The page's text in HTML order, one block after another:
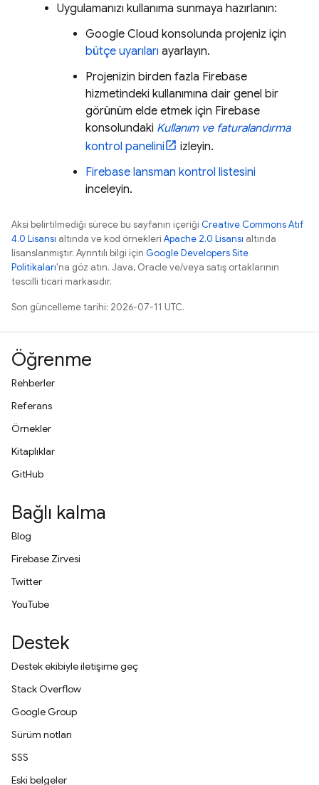
Uygulamanızı kullanıma sunmaya hazırlanın:
Google Cloud konsolunda projeniz için
bütçe uyarıları ayarlayın.
Projenizin birden fazla Firebase
hizmetindeki kullanımına dair genel bir
görünüm elde etmek için Firebase
konsolundaki Kullanım ve faturalandırma
kontrol panelini
izleyin.
Firebase lansman kontrol listesini
inceleyin.
Aksi belirtilmediği sürece bu sayfanın içeriği Creative Commons Atıf
4.0 Lisansı altında ve kod örnekleri Apache 2.0 Lisansı altında
lisanslanmıştır. Ayrıntılı bilgi için Google Developers Site
Politikaları'na göz atın. Java, Oracle ve/veya satış ortaklarının
tescilli ticari markasıdır.
Son güncelleme tarihi: 2026-07-11 UTC.
Öğrenme
Rehberler
Referans
Örnekler
Kitaplıklar
GitHub
Bağlı kalma
Blog
Firebase Zirvesi
Twitter
YouTube
Destek
Destek ekibiyle iletişime geç
Stack Overflow
Google Group
Sürüm notları
SSS
Eski belgeler